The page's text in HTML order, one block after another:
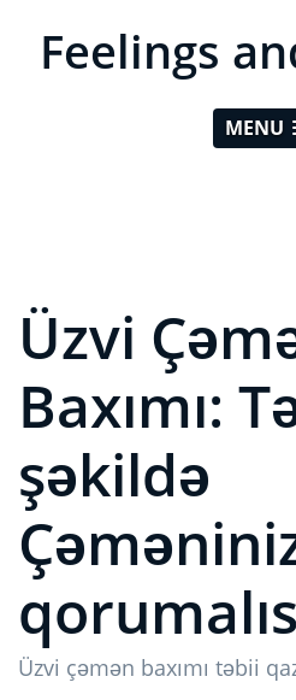
Feelings
MENU
Üzvi
Baxımı:
şəkildə
Üzvi çəmən baxımı təbii